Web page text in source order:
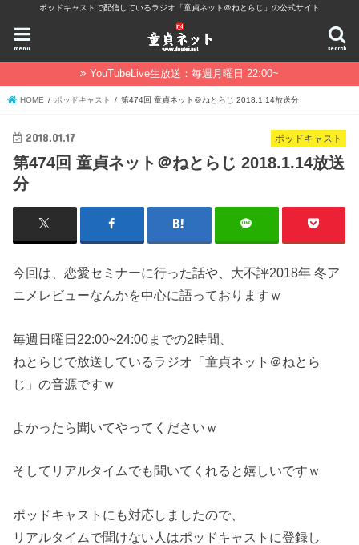
ポッドキャストで配信しているラジオ「童貞ネット＠ねとらじ」の公式サイト
search
menu
YouTubeLive生放送：毎週月曜日 22:00~
HOME ポッドキャスト 第474回 童貞ネット＠ねとらじ 2018.1.14放送分
ポッドキャスト
2018.01.17
第474回 童貞ネット＠ねとらじ 2018.1.14放送
分
今回は、恋愛セミナーに行った話や、大不評2018年 冬ア
ニメレビューなんかを中心に語っておりますｗ
毎週日曜日22:00~24:00までの2時間、
ねとらじで放送しているラジオ「童貞ネット＠ねとら
じ」の音源ですｗ
よかったら聞いてやってくださいｗ
そしてリアルタイムでも聞いてくれると嬉しいですｗ
ポッドキャストにも対応しましたので、
リアルタイムで聞けない人はポッドキャストに登録し